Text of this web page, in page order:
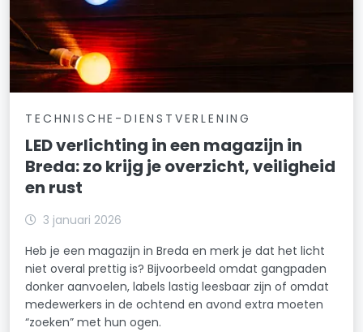
TECHNISCHE-DIENSTVERLENING
LED verlichting in een magazijn in
Breda: zo krijg je overzicht, veiligheid
en rust
3 januari 2026
Heb je een magazijn in Breda en merk je dat het licht
niet overal prettig is? Bijvoorbeeld omdat gangpaden
donker aanvoelen, labels lastig leesbaar zijn of omdat
medewerkers in de ochtend en avond extra moeten
“zoeken” met hun ogen.